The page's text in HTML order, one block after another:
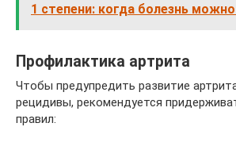
1 степени: когда болезнь
Профилактика артрита
Чтобы предупредить развитие
рецидивы, рекомендуется
правил: